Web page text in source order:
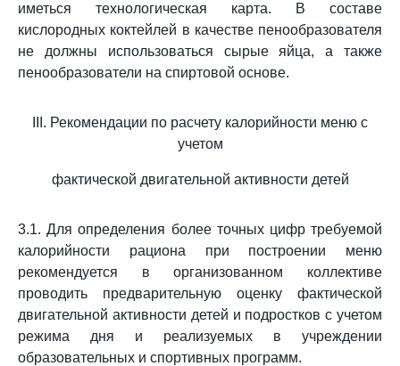
иметься технологическая карта. В составе
кислородных коктейлей в качестве пенообразователя
не должны использоваться сырые яйца, а также
пенообразователи на спиртовой основе.
III. Рекомендации по расчету калорийности меню с
учетом
фактической двигательной активности детей
3.1. Для определения более точных цифр требуемой
калорийности рациона при построении меню
рекомендуется в организованном коллективе
проводить предварительную оценку фактической
двигательной активности детей и подростков с учетом
режима дня и реализуемых в учреждении
образовательных и спортивных программ.